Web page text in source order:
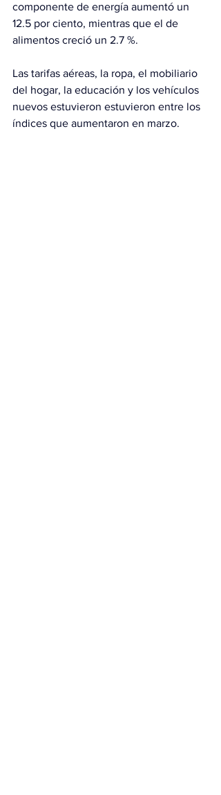
componente de energía aumentó un
12.5 por ciento, mientras que el de
alimentos creció un 2.7 %.
Las tarifas aéreas, la ropa, el mobiliario
del hogar, la educación y los vehículos
nuevos estuvieron estuvieron entre los
índices que aumentaron en marzo.